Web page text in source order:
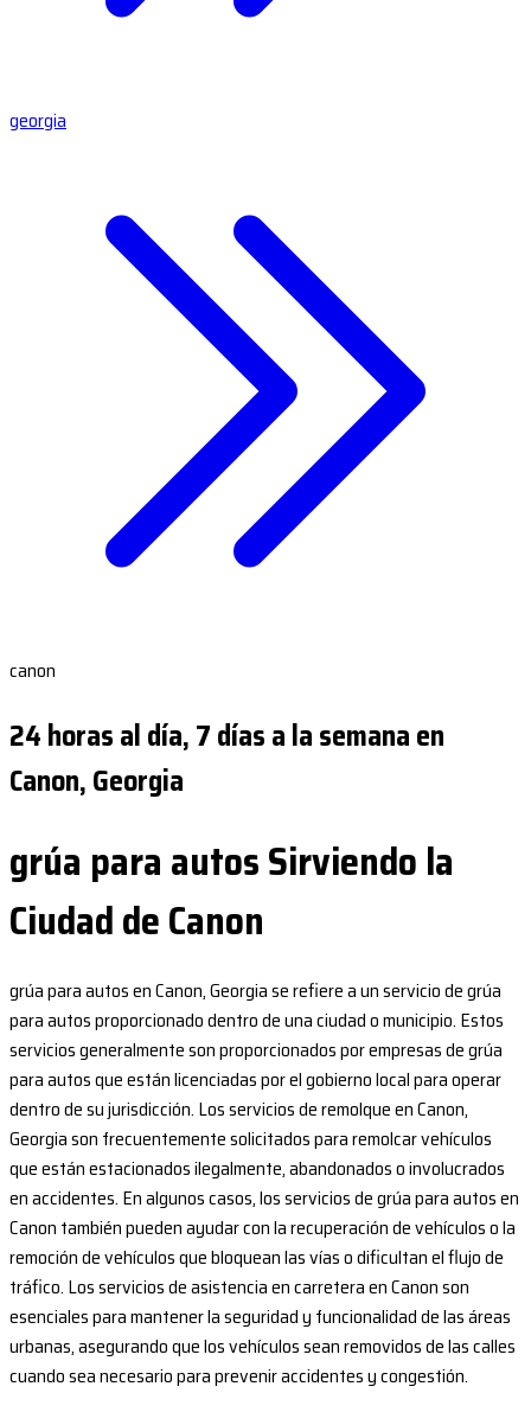
georgia
canon
24 horas al día, 7 días a la semana en
Canon, Georgia
grúa para autos Sirviendo la
Ciudad de Canon
grúa para autos en Canon, Georgia se refiere a un servicio de grúa
para autos proporcionado dentro de una ciudad o municipio. Estos
servicios generalmente son proporcionados por empresas de grúa
para autos que están licenciadas por el gobierno local para operar
dentro de su jurisdicción. Los servicios de remolque en Canon,
Georgia son frecuentemente solicitados para remolcar vehículos
que están estacionados ilegalmente, abandonados o involucrados
en accidentes. En algunos casos, los servicios de grúa para autos en
Canon también pueden ayudar con la recuperación de vehículos o la
remoción de vehículos que bloquean las vías o dificultan el flujo de
tráfico. Los servicios de asistencia en carretera en Canon son
esenciales para mantener la seguridad y funcionalidad de las áreas
urbanas, asegurando que los vehículos sean removidos de las calles
cuando sea necesario para prevenir accidentes y congestión.